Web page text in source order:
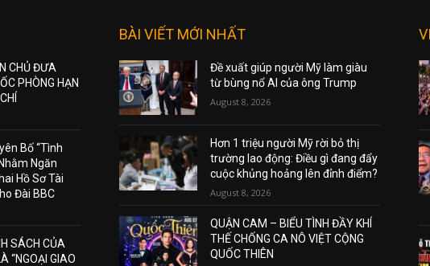
CHỦ ĐƯA
PHÒNG HẠN
Bố “Tình
Ngăn
Hồ Sơ Tài
Đài BBC
SÁCH CỦA
“NGOẠI GIAO
BÀI VIẾT MỚI NHẤT
Đề xuất giúp người Mỹ làm giàu
từ bùng nổ AI của ông Trump
August 8, 2026
Hơn 1 triệu người Mỹ rời bỏ thị
trường lao động: Điều gì đang đẩy
cuộc khủng hoảng lên đỉnh điểm?
August 8, 2026
QUẬN CAM – BIỂU TÌNH ĐẦY KHÍ
THẾ CHỐNG CA NÔ VIỆT CỘNG
QUỐC THIÊN